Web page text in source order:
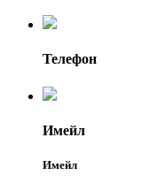
Телефон
Имейл
Имейл